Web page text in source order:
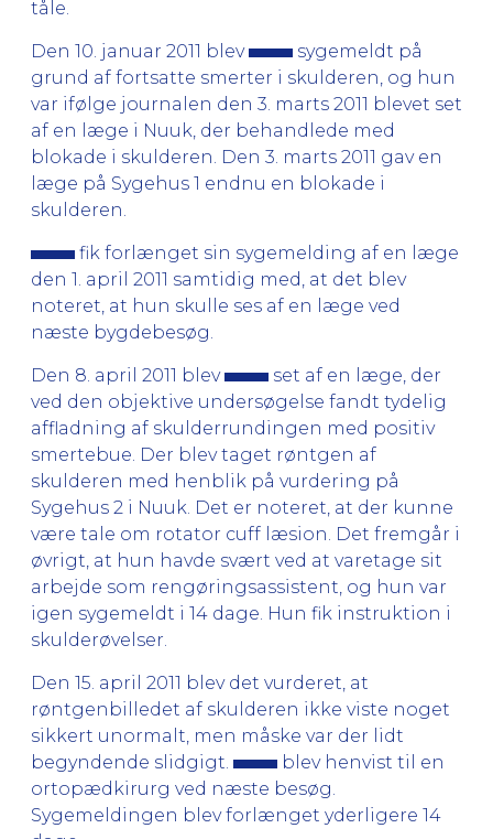
tåle.
Den 10. januar 2011 blev
sygemeldt på
grund af fortsatte smerter i skulderen, og hun
var ifølge journalen den 3. marts 2011 blevet set
af en læge i Nuuk, der behandlede med
blokade i skulderen. Den 3. marts 2011 gav en
læge på Sygehus 1 endnu en blokade i
skulderen.
fik forlænget sin sygemelding af en læge
den 1. april 2011 samtidig med, at det blev
noteret, at hun skulle ses af en læge ved
næste bygdebesøg.
Den 8. april 2011 blev
set af en læge, der
ved den objektive undersøgelse fandt tydelig
affladning af skulderrundingen med positiv
smertebue. Der blev taget røntgen af
skulderen med henblik på vurdering på
Sygehus 2 i Nuuk. Det er noteret, at der kunne
være tale om rotator cuff læsion. Det fremgår i
øvrigt, at hun havde svært ved at varetage sit
arbejde som rengøringsassistent, og hun var
igen sygemeldt i 14 dage. Hun fik instruktion i
skulderøvelser.
Den 15. april 2011 blev det vurderet, at
røntgenbilledet af skulderen ikke viste noget
sikkert unormalt, men måske var der lidt
begyndende slidgigt.
blev henvist til en
ortopædkirurg ved næste besøg.
Sygemeldingen blev forlænget yderligere 14